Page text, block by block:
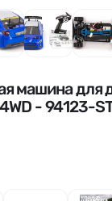
машина для
- 94123-